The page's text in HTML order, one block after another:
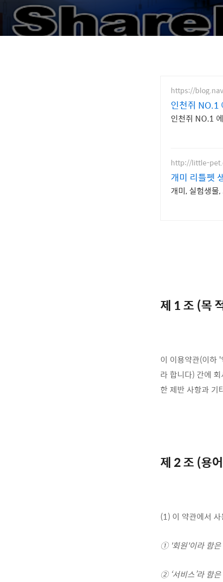
https://
인천쥐 NO.1
인천쥐 NO.1
http://little-
개미 리틀펫
개미, 실험생물
제 1 조 (목
이 이용약관(이하
라 합니다) 간에
한 제반 사항과 기
제 2 조 (용
(1) 이 약관에서
① '회원'이라 함은
② ‘서비스’라 함